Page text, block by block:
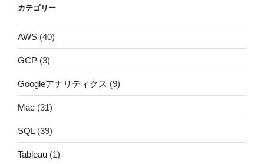
カテゴリー
AWS (40)
GCP (3)
Googleアナリティクス (9)
Mac (31)
SQL(39)
Tableau (1)